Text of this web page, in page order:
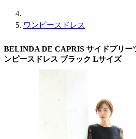
ワンピースドレス
BELINDA DE CAPRIS サイドプリー
ンピースドレス ブラック Lサイズ